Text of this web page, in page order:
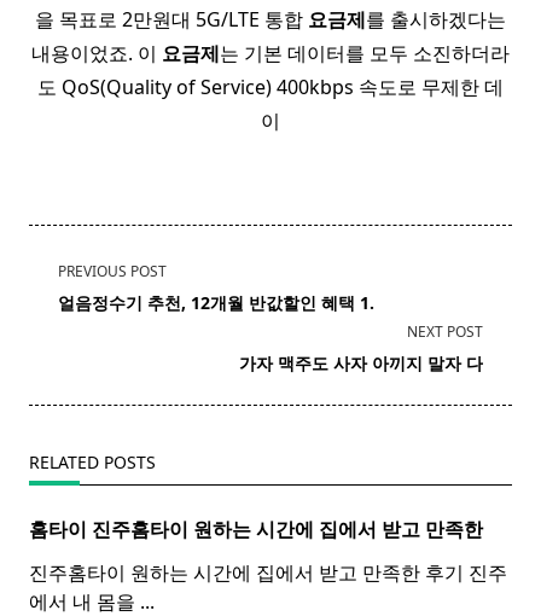
을 목표로 2만원대 5G/LTE 통합 요금제를 출시하겠다는
내용이었죠. 이 요금제는 기본 데이터를 모두 소진하더라
도 QoS(Quality of Service) 400kbps 속도로 무제한 데
이
<span
class="nav-
text">Page</span>
PREVIOUS POST
얼음정수기 추천, 12개월 반값할인 혜택 1.
NEXT POST
가자 맥주도 사자 아끼지 말자 다
RELATED POSTS
홈타이 진주홈타이 원하는 시간에 집에서 받고 만족한
진주홈타이 원하는 시간에 집에서 받고 만족한 후기 진주
에서 내 몸을 ...